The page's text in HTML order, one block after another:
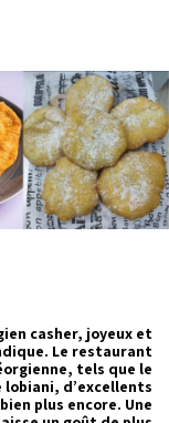
casher, joyeux et
Le restaurant
tels que le
d’excellents
plus encore. Une